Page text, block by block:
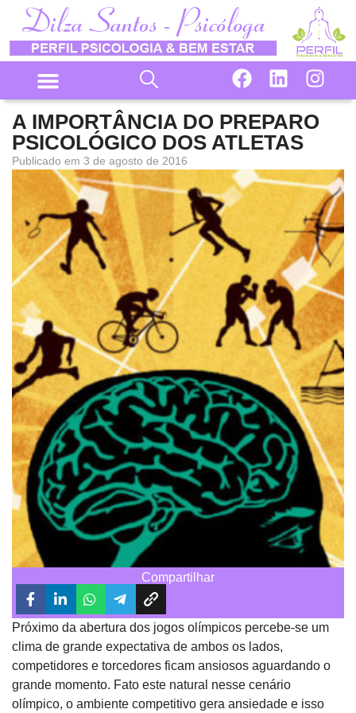
A IMPORTÂNCIA DO PREPARO
PSICOLÓGICO DOS ATLETAS
Publicado em 3 de agosto de 2016
Compartilhar
Próximo da abertura dos jogos olímpicos percebe-se um
clima de grande expectativa de ambos os lados,
competidores e torcedores ficam ansiosos aguardando o
grande momento. Fato este natural nesse cenário
olímpico, o ambiente competitivo gera ansiedade e isso